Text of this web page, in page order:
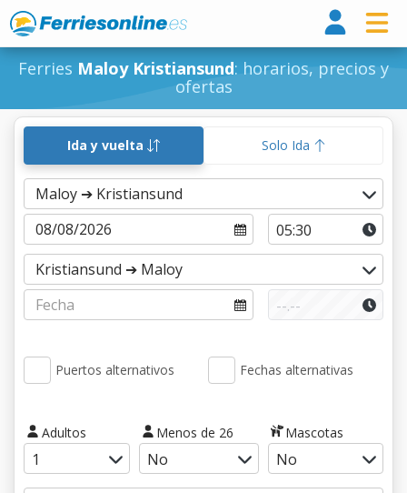
Ferries Maloy Kristiansund: horarios, precios y
ofertas
Ida y vuelta Solo Ida
Puertos alternativos Fechas alternativas
Adultos Menos de 26 Mascotas